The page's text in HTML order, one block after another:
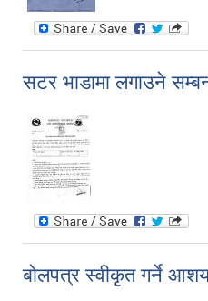
सटर भाडामा लगाउने
बोलपत्र स्वीकृत गर्ने